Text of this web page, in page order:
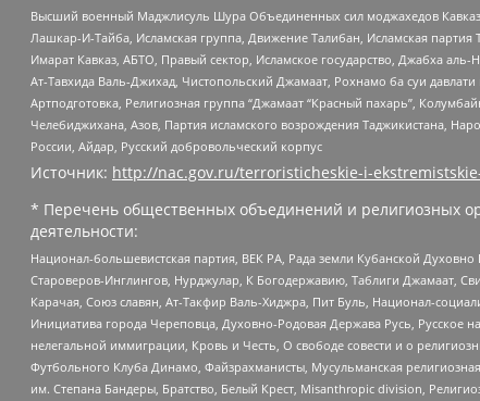
Высший военный Маджлисуль Шура Объединенных сил моджахедов
Лашкар-И-Тайба, Исламская группа, Движение Талибан, Исламская
Имарат Кавказ, АБТО, Правый сектор, Исламское государство, Джабха
Ат-Тавхида Валь-Джихад, Чистопольский Джамаат, Рохнамо ба суи
Артподготовка, Религиозная группа “Джамаат “Красный пахарь”,
Челебиджихана, Азов, Партия исламского возрождения Таджикистана,
России, Айдар, Русский добровольческий корпус
Источник: http://nac.gov.ru/terroristicheskie-i-
* Перечень общественных объединений и религиозных
деятельности:
Национал-большевистская партия, ВЕК РА, Рада земли Кубанской
Староверов-Инглингов, Нурджулар, К Богодержавию, Таблиги Джамаат,
Карачая, Союз славян, Ат-Такфир Валь-Хиджра, Пит Буль, Национал-
Инициатива города Череповца, Духовно-Родовая Держава Русь, Русское
нелегальной иммиграции, Кровь и Честь, О свободе совести и о
Футбольного Клуба Динамо, Файзрахманисты, Мусульманская
им. Степана Бандеры, Братство, Белый Крест, Misanthropic division,